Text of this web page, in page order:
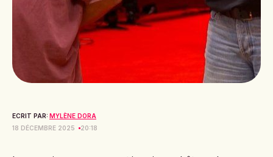
ECRIT PAR: MYLÈNE DORA
18 DÉCEMBRE 2025
20:18